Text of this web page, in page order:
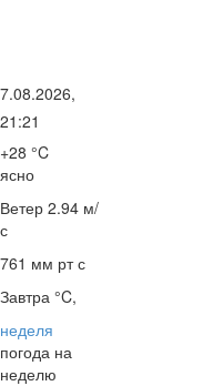
7.08.2026,
21:21
+28 °C
ясно
Ветер 2.94 м/
с
761 мм рт с
Завтра °C,
неделя
погода на
неделю